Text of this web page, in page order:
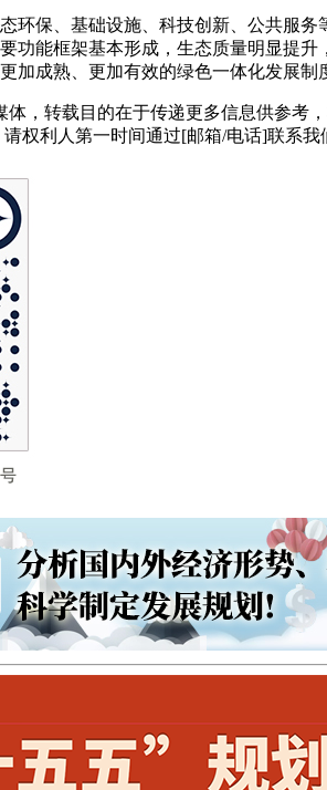
态环保、基础设施、科技创新、公共服
功能框架基本形成，生态质量明显提
加成熟、更加有效的绿色一体化发展
体，转载目的在于传递更多信息供参
权利人第一时间通过[邮箱/电话]联系